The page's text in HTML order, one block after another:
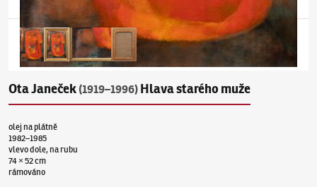
Ota Janeček (1919–1996) Hlava starého muže
olej na plátně
1982–1985
vlevo dole, na rubu
74 × 52 cm
rámováno